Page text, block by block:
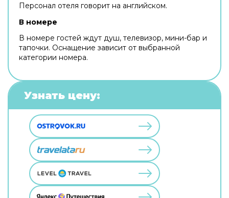
Персонал отеля говорит на английском.
В номере
В номере гостей ждут душ, телевизор, мини-бар и
тапочки. Оснащение зависит от выбранной
категории номера.
Узнать цену: